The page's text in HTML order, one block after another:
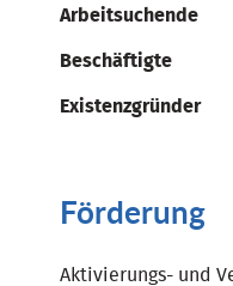
Arbeitsuchende
Beschäftigte
Existenzgründer
Förderung
Aktivierungs- und